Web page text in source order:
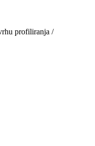
profiliranja /